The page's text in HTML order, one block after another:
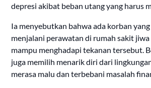
depresi akibat beban utang yang harus
Ia menyebutkan bahwa ada korban
menjalani perawatan di rumah sakit
mampu menghadapi tekanan tersebut.
juga memilih menarik diri dari
merasa malu dan terbebani masalah